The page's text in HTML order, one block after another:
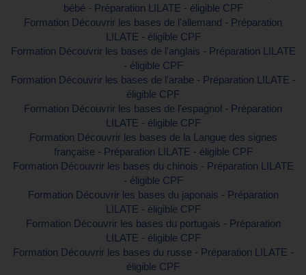
bébé - Préparation LILATE - éligible CPF
Formation Découvrir les bases de l'allemand - Préparation
LILATE - éligible CPF
Formation Découvrir les bases de l'anglais - Préparation LILATE
- éligible CPF
Formation Découvrir les bases de l'arabe - Préparation LILATE -
éligible CPF
Formation Découvrir les bases de l'espagnol - Préparation
LILATE - éligible CPF
Formation Découvrir les bases de la Langue des signes
française - Préparation LILATE - éligible CPF
Formation Découvrir les bases du chinois - Préparation LILATE
- éligible CPF
Formation Découvrir les bases du japonais - Préparation
LILATE - éligible CPF
Formation Découvrir les bases du portugais - Préparation
LILATE - éligible CPF
Formation Découvrir les bases du russe - Préparation LILATE -
éligible CPF